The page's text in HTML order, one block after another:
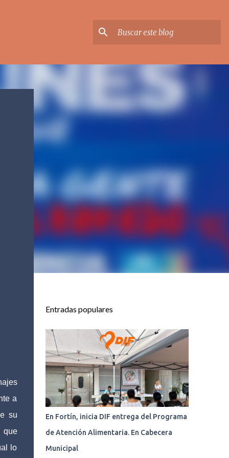
a
su
que
lo
Entradas populares
En Fortín, inicia DIF entrega del Programa
de Atención Alimentaria. En Cabecera
Municipal